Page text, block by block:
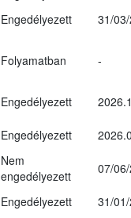
Engedélyezett
31/
Folyamatban -
Engedélyezett
Engedélyezett
Nem
engedélyezett
07/
Engedélyezett
31/